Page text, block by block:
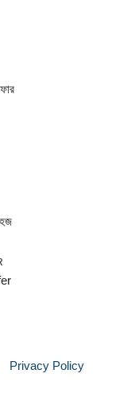
Privacy Policy